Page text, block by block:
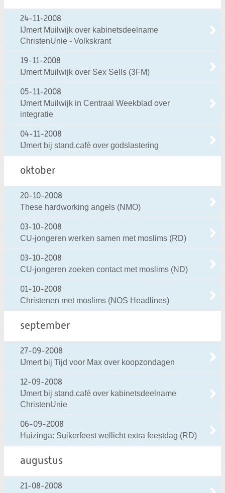
24-11-2008
IJmert Muilwijk over kabinetsdeelname
ChristenUnie - Volkskrant
19-11-2008
IJmert Muilwijk over Sex Sells (3FM)
05-11-2008
IJmert Muilwijk in Centraal Weekblad over
integratie
04-11-2008
IJmert bij stand.café over godslastering
oktober
20-10-2008
These hardworking angels (NMO)
03-10-2008
CU-jongeren werken samen met moslims (RD)
03-10-2008
CU-jongeren zoeken contact met moslims (ND)
01-10-2008
Christenen met moslims (NOS Headlines)
september
27-09-2008
IJmert bij Tijd voor Max over koopzondagen
12-09-2008
IJmert bij stand.café over kabinetsdeelname
ChristenUnie
06-09-2008
Huizinga: Suikerfeest wellicht extra feestdag (RD)
augustus
21-08-2008